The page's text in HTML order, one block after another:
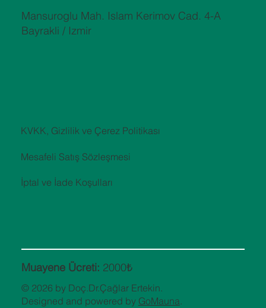
Mansuroglu Mah. Islam Kerimov Cad. 4-A
Bayrakli / Izmir
Muayene Ücreti: 2000₺
© 2026 by Doç.Dr.Çağlar Ertekin.
Designed and powered by GoMauna.
KVKK, Gizlilik ve Çerez Politikası
Mesafeli Satış Sözleşmesi
İptal ve İade Koşulları